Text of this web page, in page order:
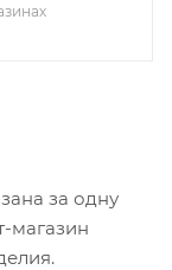
за одну
магазин